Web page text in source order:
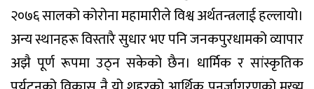
२०७६ सालको कोरोना महामारीले विश्व अर्थतन्त्रलाई हल्लायो।
अन्य स्थानहरू विस्तारै सुधार भए पनि जनकपुरधामको व्यापार
अझै पूर्ण रूपमा उठ्न सकेको छैन। धार्मिक र सांस्कृतिक